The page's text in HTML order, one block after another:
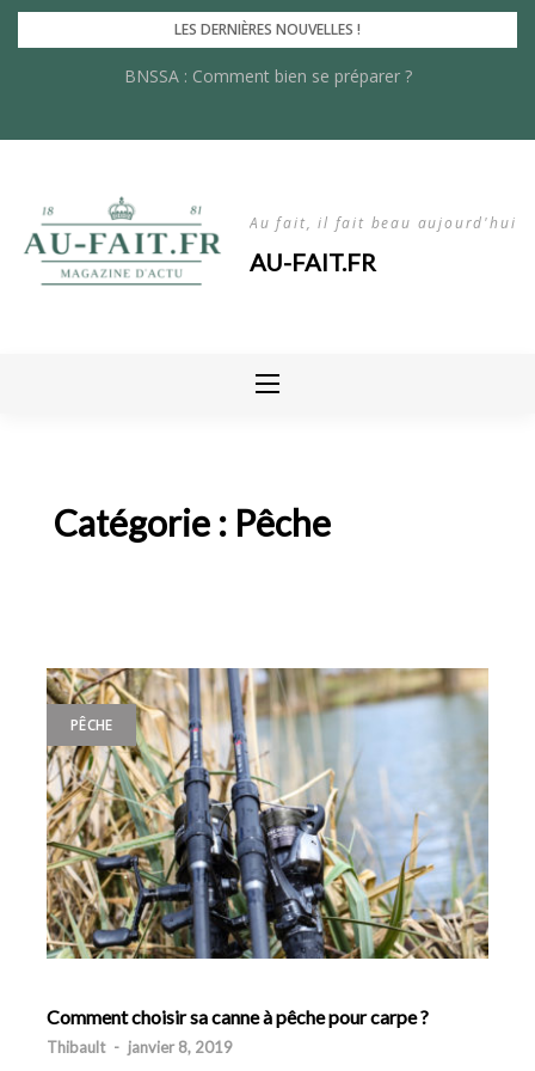
Skip
LES DERNIÈRES NOUVELLES !
BNSSA : Comment bien se préparer ?
Au fait, il fait beau aujourd'hui
AU-FAIT.FR
Catégorie : Pêche
PÊCHE
Comment choisir sa canne à pêche pour carpe ?
Thibault - janvier 8, 2019